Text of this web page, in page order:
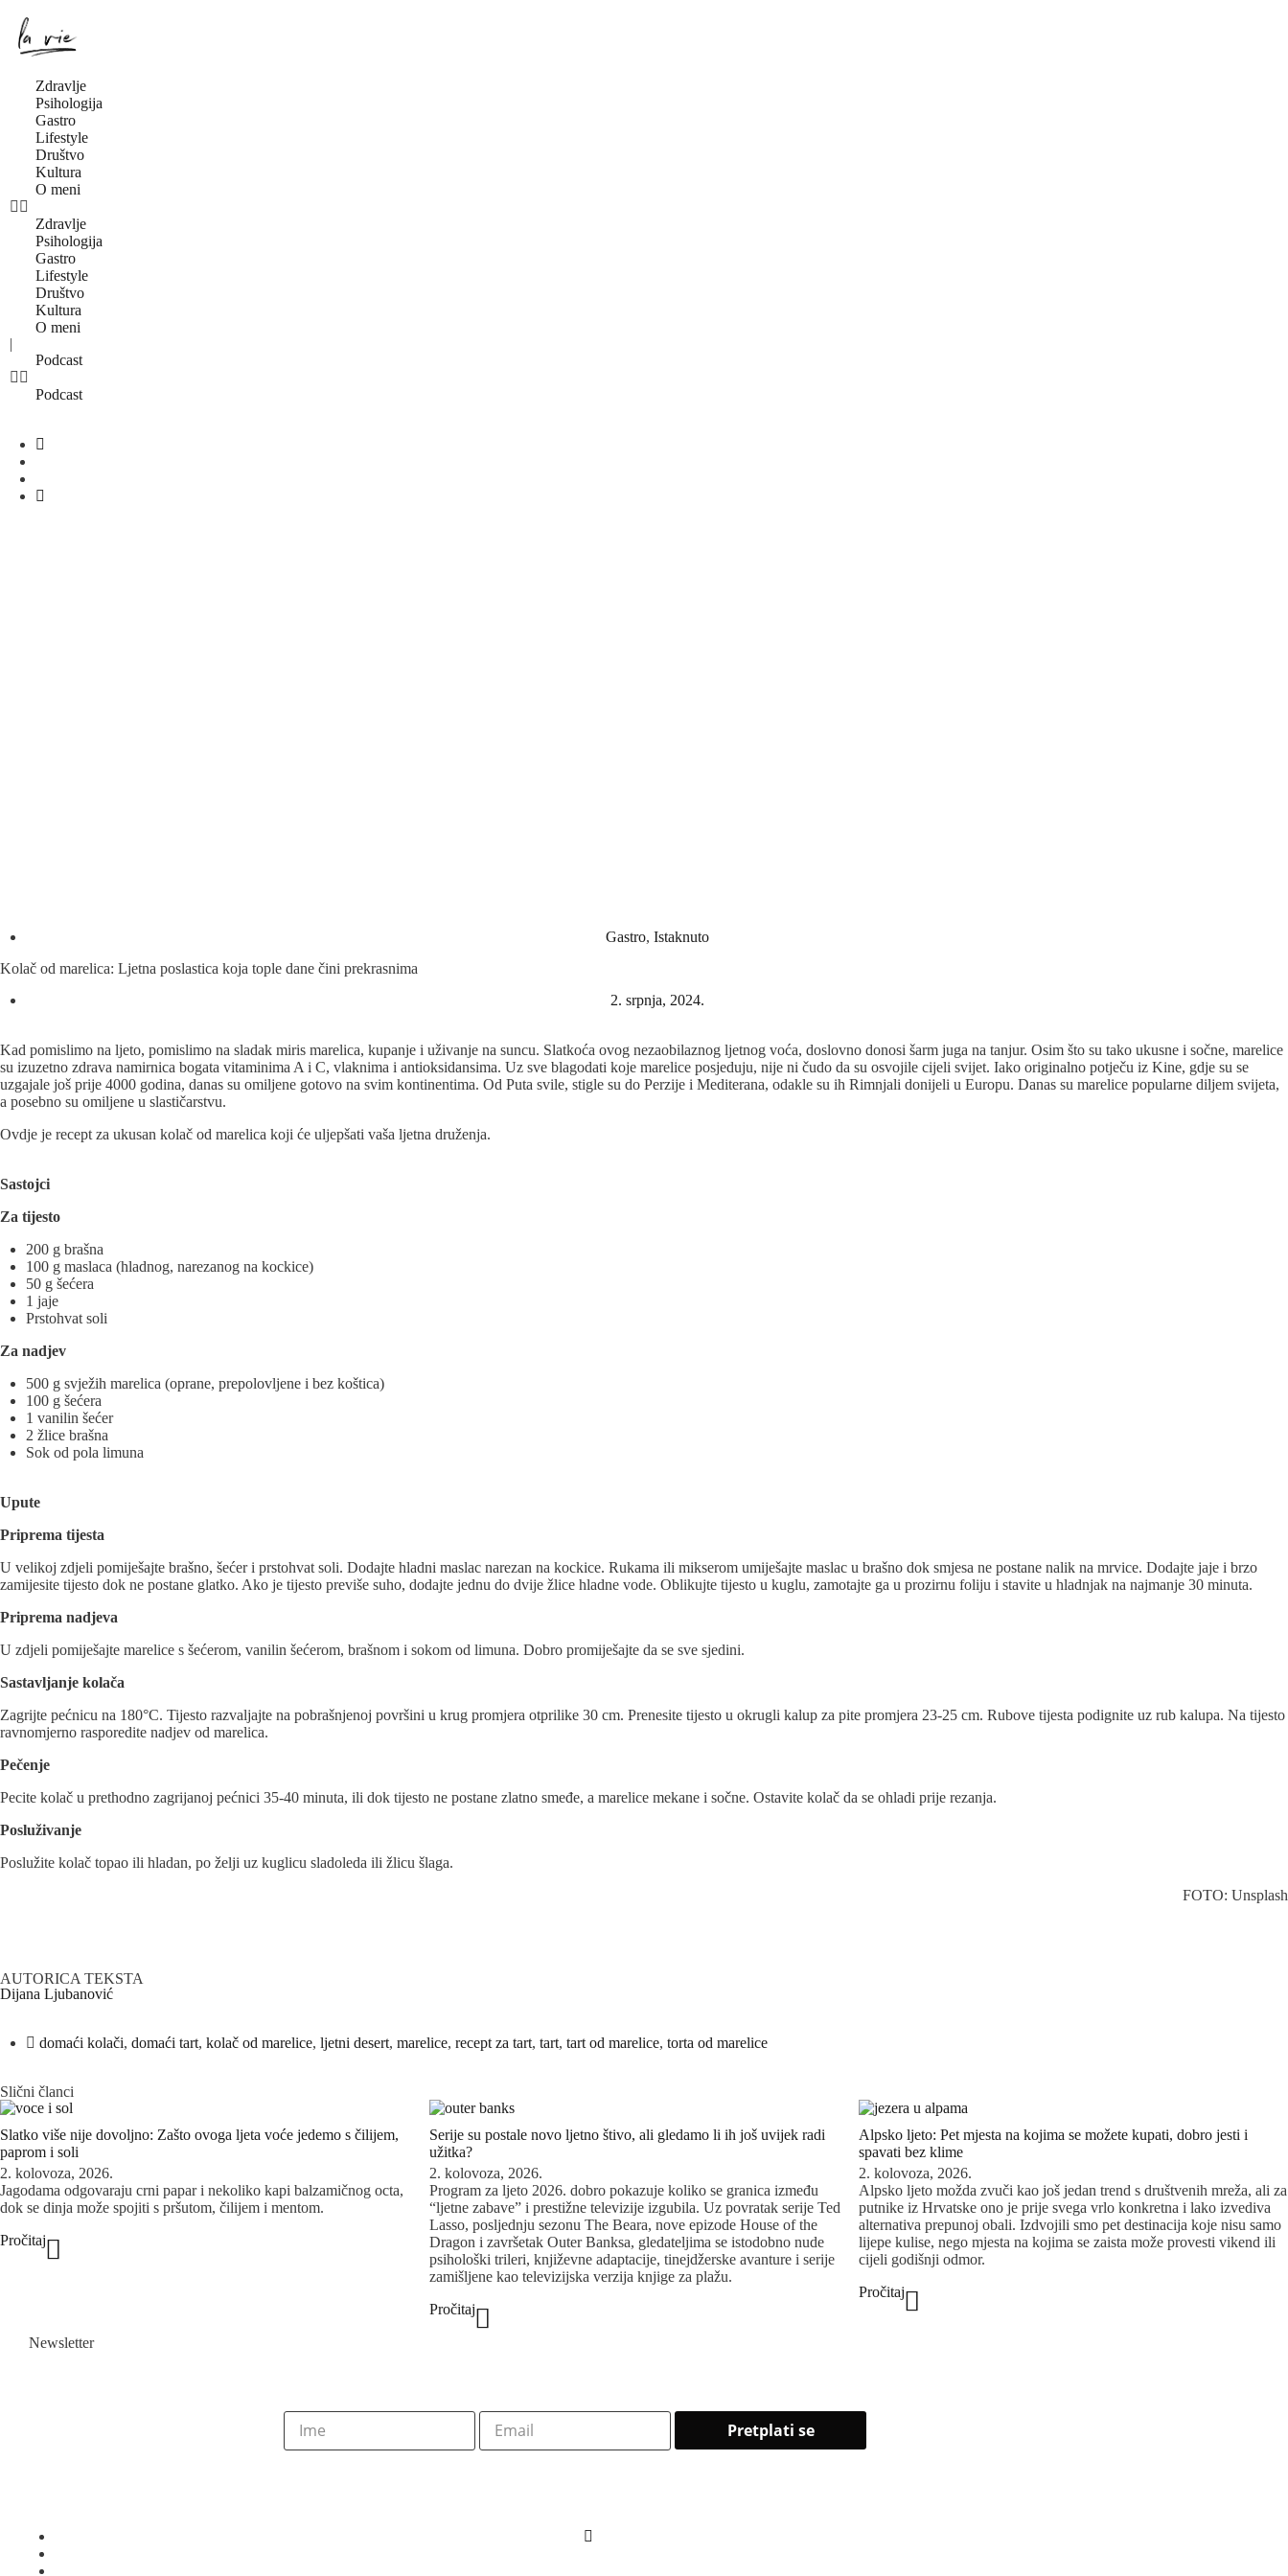
Zdravlje
Psihologija
Gastro
Lifestyle
Društvo
Kultura
O meni
Zdravlje
Psihologija
Gastro
Lifestyle
Društvo
Kultura
O meni
|
Podcast
Podcast
Gastro, Istaknuto
Kolač od marelica: Ljetna poslastica koja tople dane čini prekrasnima
2. srpnja, 2024.
Kad pomislimo na ljeto, pomislimo na sladak miris marelica, kupanje i uživanje na suncu. Slatkoća ovog nezaobilaznog ljetnog voća, doslovno donosi šarm juga na tanjur. Osim što su tako ukusne i sočne, marelice
su izuzetno zdrava namirnica bogata vitaminima A i C, vlaknima i antioksidansima. Uz sve blagodati koje marelice posjeduju, nije ni čudo da su osvojile cijeli svijet. Iako originalno potječu iz Kine, gdje su se
uzgajale još prije 4000 godina, danas su omiljene gotovo na svim kontinentima. Od Puta svile, stigle su do Perzije i Mediterana, odakle su ih Rimnjali donijeli u Europu. Danas su marelice popularne diljem svijeta,
a posebno su omiljene u slastičarstvu.
Ovdje je recept za ukusan kolač od marelica koji će uljepšati vaša ljetna druženja.
Sastojci
Za tijesto
200 g brašna
100 g maslaca (hladnog, narezanog na kockice)
50 g šećera
1 jaje
Prstohvat soli
Za nadjev
500 g svježih marelica (oprane, prepolovljene i bez koštica)
100 g šećera
1 vanilin šećer
2 žlice brašna
Sok od pola limuna
Upute
Priprema tijesta
U velikoj zdjeli pomiješajte brašno, šećer i prstohvat soli. Dodajte hladni maslac narezan na kockice. Rukama ili mikserom umiješajte maslac u brašno dok smjesa ne postane nalik na mrvice. Dodajte jaje i brzo
zamijesite tijesto dok ne postane glatko. Ako je tijesto previše suho, dodajte jednu do dvije žlice hladne vode. Oblikujte tijesto u kuglu, zamotajte ga u prozirnu foliju i stavite u hladnjak na najmanje 30 minuta.
Priprema nadjeva
U zdjeli pomiješajte marelice s šećerom, vanilin šećerom, brašnom i sokom od limuna. Dobro promiješajte da se sve sjedini.
Sastavljanje kolača
Zagrijte pećnicu na 180°C. Tijesto razvaljajte na pobrašnjenoj površini u krug promjera otprilike 30 cm. Prenesite tijesto u okrugli kalup za pite promjera 23-25 cm. Rubove tijesta podignite uz rub kalupa. Na tijesto
ravnomjerno rasporedite nadjev od marelica.
Pečenje
Pecite kolač u prethodno zagrijanoj pećnici 35-40 minuta, ili dok tijesto ne postane zlatno smeđe, a marelice mekane i sočne. Ostavite kolač da se ohladi prije rezanja.
Posluživanje
Poslužite kolač topao ili hladan, po želji uz kuglicu sladoleda ili žlicu šlaga.
FOTO: Unsplash
AUTORICA TEKSTA
Dijana Ljubanović
domaći kolači,domaći tart,kolač od marelice,ljetni desert,marelice,recept za tart,tart,tart od marelice,torta od marelice
Slični članci
Slatko više nije dovoljno: Zašto ovoga ljeta voće jedemo s čilijem,
paprom i soli
2. kolovoza, 2026.
Jagodama odgovaraju crni papar i nekoliko kapi balzamičnog octa,
dok se dinja može spojiti s pršutom, čilijem i mentom.
Pročitaj
Serije su postale novo ljetno štivo, ali gledamo li ih još uvijek radi
užitka?
2. kolovoza, 2026.
Program za ljeto 2026. dobro pokazuje koliko se granica između
“ljetne zabave” i prestižne televizije izgubila. Uz povratak serije Ted
Lasso, posljednju sezonu The Beara, nove epizode House of the
Dragon i završetak Outer Banksa, gledateljima se istodobno nude
psihološki trileri, književne adaptacije, tinejdžerske avanture i serije
zamišljene kao televizijska verzija knjige za plažu.
Pročitaj
Alpsko ljeto: Pet mjesta na kojima se možete kupati, dobro jesti i
spavati bez klime
2. kolovoza, 2026.
Alpsko ljeto možda zvuči kao još jedan trend s društvenih mreža, ali za
putnike iz Hrvatske ono je prije svega vrlo konkretna i lako izvediva
alternativa prepunoj obali. Izdvojili smo pet destinacija koje nisu samo
lijepe kulise, nego mjesta na kojima se zaista može provesti vikend ili
cijeli godišnji odmor.
Pročitaj
Newsletter